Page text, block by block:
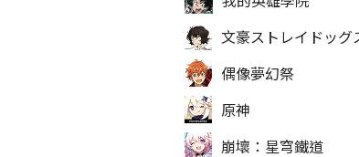
文豪ストレイドッグ
偶像夢幻祭
原神
崩壞：星穹鐵道